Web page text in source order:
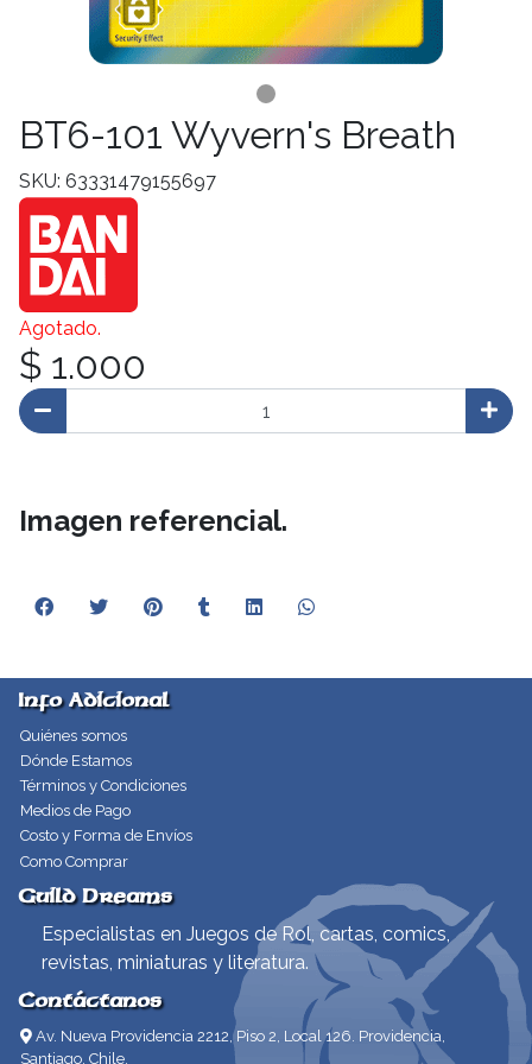
BT6-101 Wyvern's Breath
SKU: 63331479155697
Agotado.
$ 1.000
Imagen referencial.
Info Adicional
Quiénes somos
Dónde Estamos
Términos y Condiciones
Medios de Pago
Costo y Forma de Envíos
Como Comprar
Guild Dreams
Especialistas en Juegos de Rol, cartas, comics,
revistas, miniaturas y literatura.
Contáctanos
Av. Nueva Providencia 2212, Piso 2, Local 126. Providencia,
Santiago, Chile.